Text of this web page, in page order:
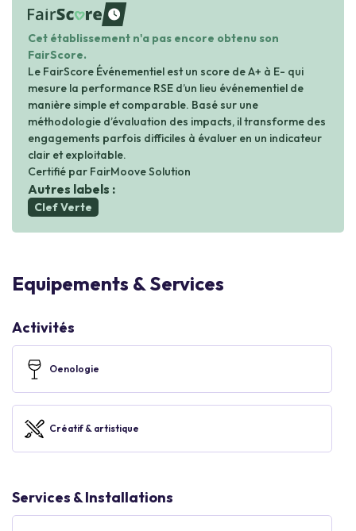
waiting
Cet établissement n'a pas encore obtenu son
FairScore.
Le FairScore Événementiel est un score de A+ à E- qui
mesure la performance RSE d’un lieu événementiel de
manière simple et comparable. Basé sur une
méthodologie d’évaluation des impacts, il transforme des
engagements parfois difficiles à évaluer en un indicateur
clair et exploitable.
Certifié par FairMoove Solution
Autres labels :
Clef Verte
Equipements & Services
Activités
Oenologie
Créatif & artistique
Services & Installations